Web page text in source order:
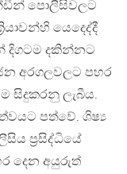
පොලීසිවලට
යෙදෙද්දී
දිගටම දකින්නට
අරගලවලට පහර
සිදුකරනු ලැබීය.
පත්වේ. ශිෂ්‍ය
ප්‍රසිද්ධියේ
දෙන අයුරුත්